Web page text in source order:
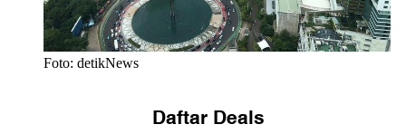
Foto: detikNews
Daftar Deals